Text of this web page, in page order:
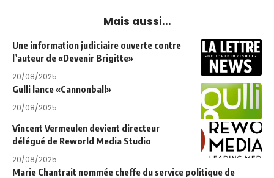
Mais aussi...
Une information judiciaire ouverte contre
l’auteur de «Devenir Brigitte»
20/08/2025
Gulli lance «Cannonball»
20/08/2025
Vincent Vermeulen devient directeur
délégué de Reworld Media Studio
20/08/2025
Marie Chantrait nommée cheffe du service politique de